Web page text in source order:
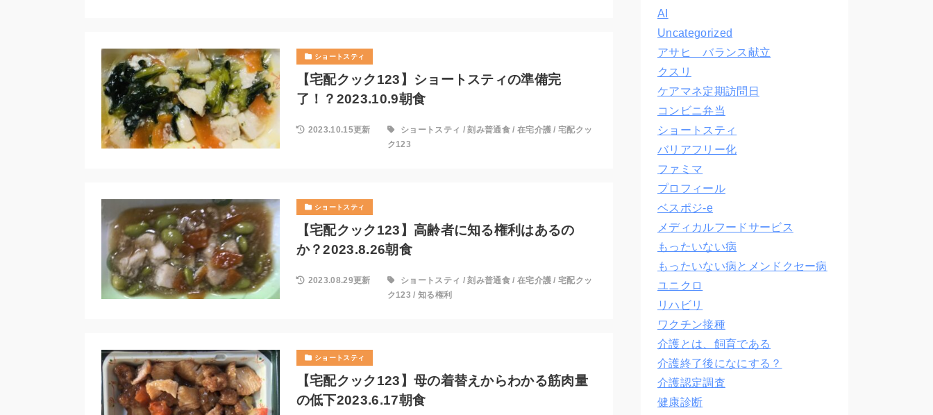
ショートスティ
【宅配クック123】ショートスティの準備完
了！？2023.10.9朝食
2023.10.15更新 ショートスティ /刻み普通食/ 在宅介護 /宅配クッ
ク123
ショートスティ
【宅配クック123】高齢者に知る権利はあるの
か？2023.8.26朝食
2023.08.29更新 ショートスティ /刻み普通食/ 在宅介護 /宅配クッ
ク123 / 知る権利
ショートスティ
【宅配クック123】母の着替えからわかる筋肉量
の低下2023.6.17朝食
AI
Uncategorized
アサヒ バランス献立
クスリ
ケアマネ定期訪問日
コンビニ弁当
ショートスティ
バリアフリー化
ファミマ
プロフィール
ベスポジ-e
メディカルフードサービス
もったいない病
もったいない病とメンドクセー病
ユニクロ
リハビリ
ワクチン接種
介護とは、飼育である
介護終了後になにする？
介護認定調査
健康診断